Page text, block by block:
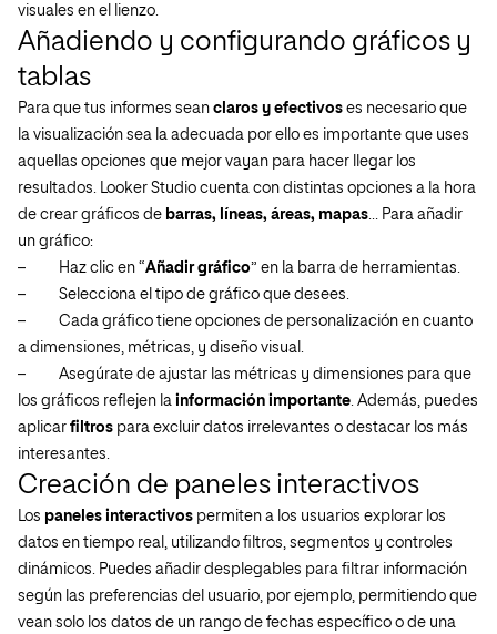
visuales en el lienzo.
Añadiendo y configurando gráficos y
tablas
Para que tus informes sean claros y efectivos es necesario que
la visualización sea la adecuada por ello es importante que uses
aquellas opciones que mejor vayan para hacer llegar los
resultados. Looker Studio cuenta con distintas opciones a la hora
de crear gráficos de barras, líneas, áreas, mapas… Para añadir
un gráfico:
–
Haz clic en “Añadir gráfico” en la barra de herramientas.
–
Selecciona el tipo de gráfico que desees.
–
Cada gráfico tiene opciones de personalización en cuanto
a dimensiones, métricas, y diseño visual.
–
Asegúrate de ajustar las métricas y dimensiones para que
los gráficos reflejen la información importante. Además, puedes
aplicar filtros para excluir datos irrelevantes o destacar los más
interesantes.
Creación de paneles interactivos
Los paneles interactivos permiten a los usuarios explorar los
datos en tiempo real, utilizando filtros, segmentos y controles
dinámicos. Puedes añadir desplegables para filtrar información
según las preferencias del usuario, por ejemplo, permitiendo que
vean solo los datos de un rango de fechas específico o de una